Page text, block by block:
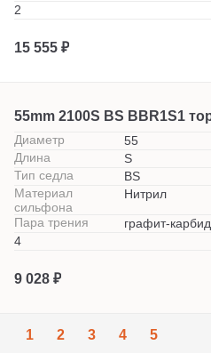
2
15 555 ₽
55mm 2100S BS BBR1S1
Диаметр
55
Длина
S
Тип седла
BS
Материал
сильфона
Нитрил
Пара трения
графит-
4
9 028 ₽
1 2 3 4 5